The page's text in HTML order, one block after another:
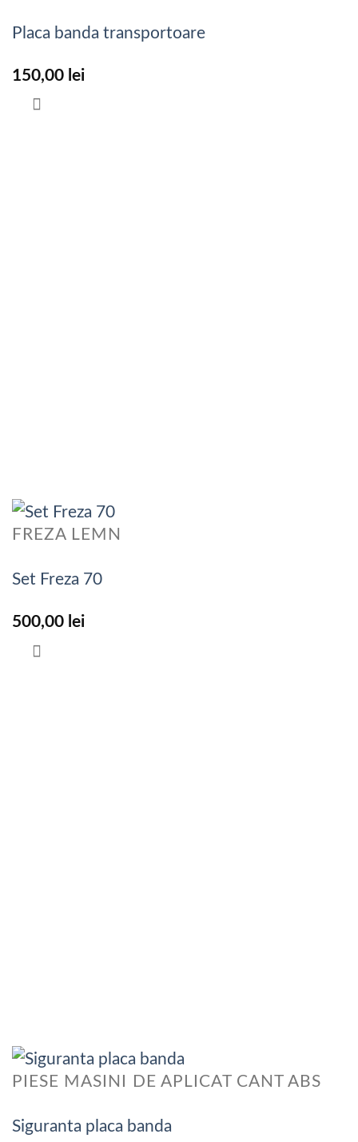
Placa banda transportoare
150,00 lei
FREZA LEMN
Set Freza 70
500,00 lei
PIESE MASINI DE APLICAT CANT ABS
Siguranta placa banda